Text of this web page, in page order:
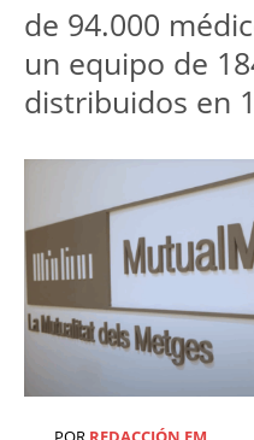
de 94.000
un equipo de
distribuidos en